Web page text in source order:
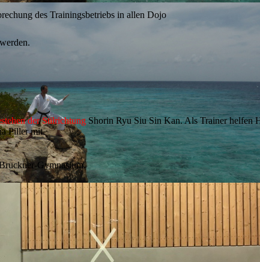
des Trainingsbetriebs in allen Dojo
der Stilrichtung Shorin Ryu Siu Sin Kan. Als Trainer helfen
Piller mit.
Gymnasium.